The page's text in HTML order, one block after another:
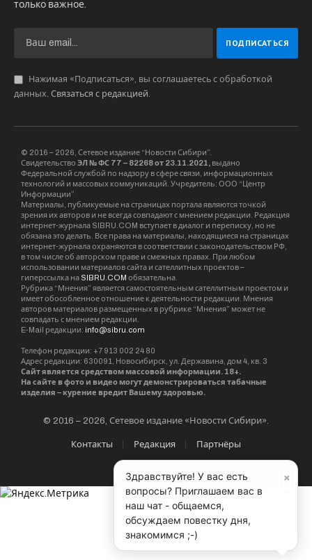
игроки сборной России под руководством
первого вице-президента ФХР, главного
тренера сборной команды по хоккею «Россия
упражнения на развитие координации и
технику быстрого старта и броски по воротам,
а также сыграли товарищеский матч.
Проведение такого матча направлено на
развитие сотрудничества в области
адаптивного хоккея между командами и
субъектами Российской Федерации.
Значимость события для всех хоккеистов
отметила заместитель Губернатора Валентина
Дудникова, которая поприветствовала
участников. «Это не просто спортивное
мероприятие, это история про героев с
неограниченными возможностями. Мы рады
стать площадкой проведения такого
уникального события. Здесь царит особая
Особенно символично, что на лед вышли дети
вместе с нашими участниками СВО. Это
встреча разных поколений, где каждый знает,
что такое мужество, стойкость и умение идти
к цели вопреки обстоятельствам», –
подчеркнула она.
×
Здравствуйте! У вас есть
вопросы? Приглашаем вас в
наш чат - общаемся,
обсуждаем повестку дня,
знакомимся ;-)